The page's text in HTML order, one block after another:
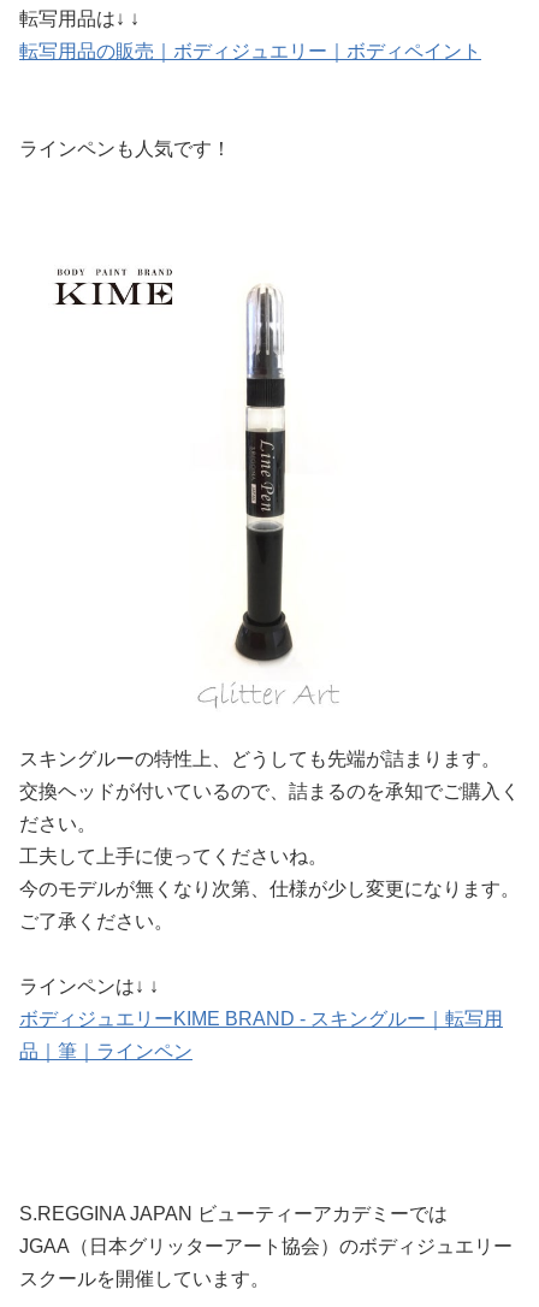
転写用品は↓ ↓
転写用品の販売｜ボディジュエリー｜ボディペイント
ラインペンも人気です！
スキングルーの特性上、どうしても先端が詰まります。
交換ヘッドが付いているので、詰まるのを承知でご購入く
ださい。
工夫して上手に使ってくださいね。
今のモデルが無くなり次第、仕様が少し変更になります。
ご了承ください。
ラインペンは↓ ↓
ボディジュエリーKIME BRAND - スキングルー｜転写用
品｜筆｜ラインペン
S.REGGINA JAPAN ビューティーアカデミーでは
JGAA（日本グリッターアート協会）のボディジュエリー
スクールを開催しています。